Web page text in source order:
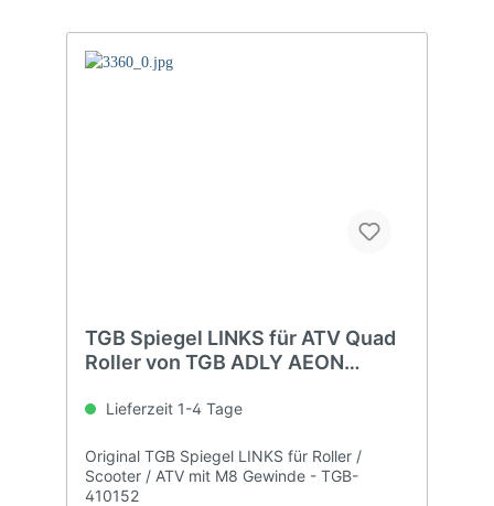
TGB Spiegel LINKS für ATV Quad
Roller von TGB ADLY AEON
Lieferzeit 1-4 Tage
Original TGB Spiegel LINKS für Roller /
Scooter / ATV mit M8 Gewinde - TGB-
410152